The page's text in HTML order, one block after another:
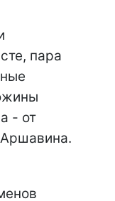
пара
- от